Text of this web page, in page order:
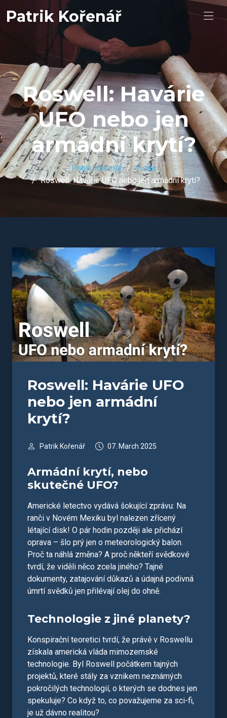
Patrik Kořenář
Roswell: Havárie
UFO nebo jen
armádní krytí?
Patrik Kořenář
Videa
Roswell: Havárie UFO nebo jen armádní krytí?
Roswell: Havárie UFO
nebo jen armádní
krytí?
Patrik Kořenář 07. March 2025
Armádní krytí, nebo
skutečné UFO?
Americké letectvo vydává šokující zprávu: Na
ranči v Novém Mexiku byl nalezen zřícený
létající disk! O pár hodin později ale přichází
oprava – šlo prý jen o meteorologický balon.
Proč ta náhlá změna? A proč někteří svědkové
tvrdí, že viděli něco zcela jiného? Tajné
dokumenty, zatajování důkazů a údajná podivná
úmrtí svědků jen přilévají olej do ohně.
Technologie z jiné planety?
Konspirační teoretici tvrdí, že právě v Roswellu
získala americká vláda mimozemské
technologie. Byl Roswell počátkem tajných
projektů, které stály za vznikem neznámých
pokročilých technologií, o kterých se dodnes jen
spekuluje? Co když to, co považujeme za sci-fi,
je už dávno realitou?